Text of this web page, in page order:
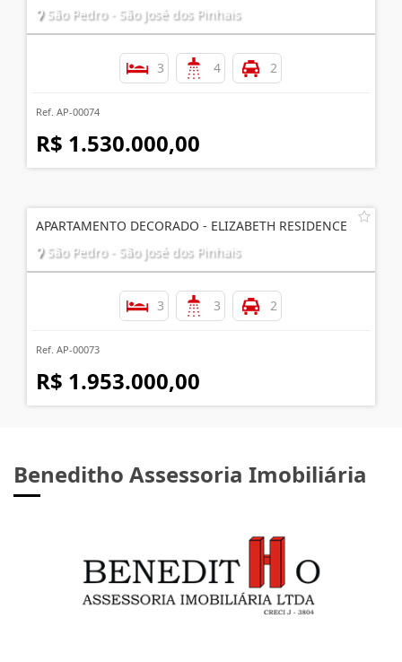
São Pedro - São José dos Pinhais
3 4 2
Ref. AP-00074
R$ 1.530.000,00
APARTAMENTO DECORADO - ELIZABETH RESIDENCE
São Pedro - São José dos Pinhais
3 3 2
Ref. AP-00073
R$ 1.953.000,00
Beneditho Assessoria Imobiliária